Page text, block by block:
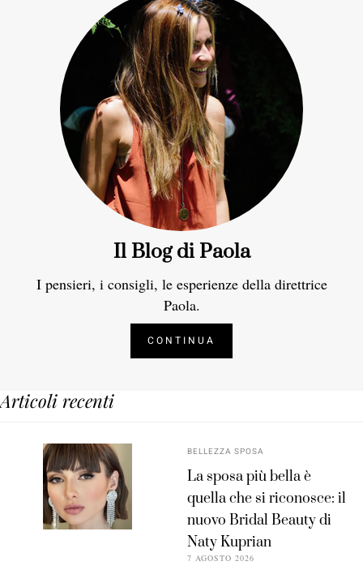
Il Blog di Paola
I pensieri, i consigli, le esperienze della direttrice
Paola.
CONTINUA
Articoli recenti
BELLEZZA SPOSA
La sposa più bella è
quella che si riconosce: il
nuovo Bridal Beauty di
Naty Kuprian
7 AGOSTO 2026